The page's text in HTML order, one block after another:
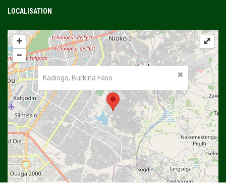
LOCALISATION
Kadiogo, Burkina Faso
+
−
⤢